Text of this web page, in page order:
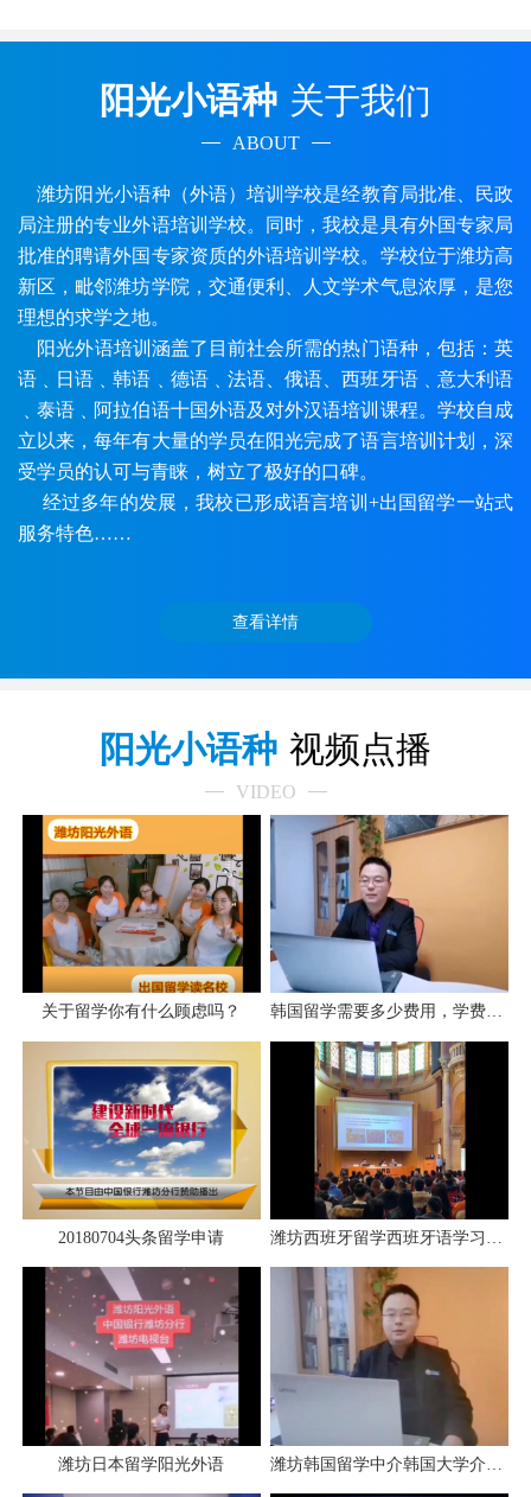
阳光小语种 关于我们
ABOUT
潍坊阳光小语种（外语）培训学校是经教育局批准、民政
局注册的专业外语培训学校。同时，我校是具有外国专家局
批准的聘请外国专家资质的外语培训学校。学校位于潍坊高
新区，毗邻潍坊学院，交通便利、人文学术气息浓厚，是您
理想的求学之地。
阳光外语培训涵盖了目前社会所需的热门语种，包括：英
语﹑日语﹑韩语﹑德语﹑法语、俄语、西班牙语﹑意大利语
﹑泰语﹑阿拉伯语十国外语及对外汉语培训课程。学校自成
立以来，每年有大量的学员在阳光完成了语言培训计划，深
受学员的认可与青睐，树立了极好的口碑。
经过多年的发展，我校已形成语言培训+出国留学一站式
服务特色……
查看详情
阳光小语种 视频点播
VIDEO
关于留学你有什么顾虑吗？ 韩国留学需要多少费用，学费生活费多少？
20180704头条留学申请
潍坊日本留学阳光外语